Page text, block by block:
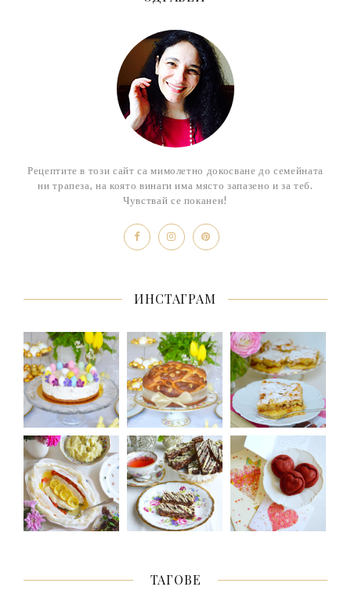
Рецептите в този сайт са мимолетно докосване до семейната
ни трапеза, на която винаги има място запазено и за теб.
Чувствай се поканен!
ИНСТАГРАМ
ТАГОВЕ